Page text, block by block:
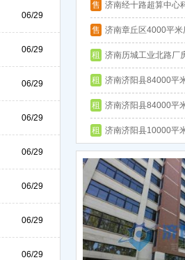
06/29
06/29
06/29
06/29
06/29
06/29
06/29
06/29
污方便 政府扶持
售 济南经十路超算中心
售 济南章丘区4000平米
租 济南历城工业北路厂
租 济南济阳县84000平
政府扶持 房租补贴
租 济南济阳县84000平
活 政府扶持 手续一应俱
租 济南济阳县10000平